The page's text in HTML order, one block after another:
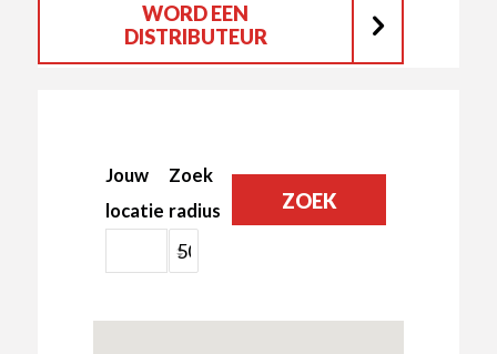
WORD EEN
DISTRIBUTEUR
Jouw
locatie
Zoek
radius